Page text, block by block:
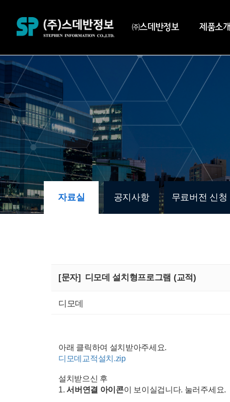
㈜스데반정보 제품소개
자료실 공지사항 무료버전 신청
[문자] 디모데 설치형프로그램 (교적)
디모데
아래 클릭하여 설치받아주세요.
디모데교적설치.zip
설치받으신 후
1.서버연결 아이콘이 보이실겁니다. 눌러주세요.